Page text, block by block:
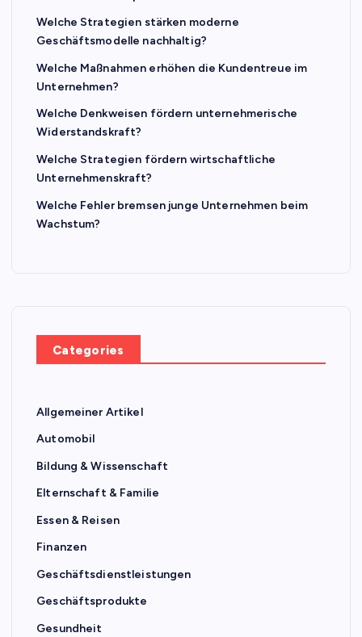
Welche Strategien stärken moderne
Geschäftsmodelle nachhaltig?
Welche Maßnahmen erhöhen die Kundentreue im
Unternehmen?
Welche Denkweisen fördern unternehmerische
Widerstandskraft?
Welche Strategien fördern wirtschaftliche
Unternehmenskraft?
Welche Fehler bremsen junge Unternehmen beim
Wachstum?
Categories
Allgemeiner Artikel
Automobil
Bildung & Wissenschaft
Elternschaft & Familie
Essen & Reisen
Finanzen
Geschäftsdienstleistungen
Geschäftsprodukte
Gesundheit